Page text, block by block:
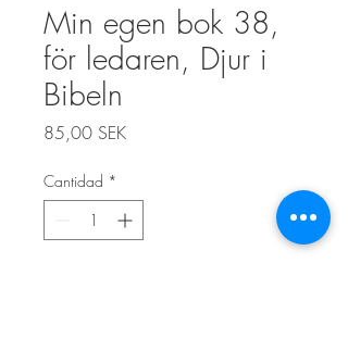
Min egen bok 38,
för ledaren, Djur i
Bibeln
85,00 SEKPrecio
Cantidad *